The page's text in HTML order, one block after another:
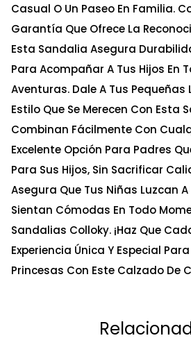
Casual O Un Paseo En Familia.
Garantía Que Ofrece La
Esta Sandalia Asegura
Para Acompañar A Tus Hijos En
Aventuras. Dale A Tus
Estilo Que Se Merecen Con Esta
Combinan Fácilmente Con
Excelente Opción Para Padres
Para Sus Hijos, Sin Sacrificar
Asegura Que Tus Niñas Luzcan A
Sientan Cómodas En Todo
Sandalias Colloky. ¡Haz Que
Experiencia Única Y Especial
Princesas Con Este Calzado De